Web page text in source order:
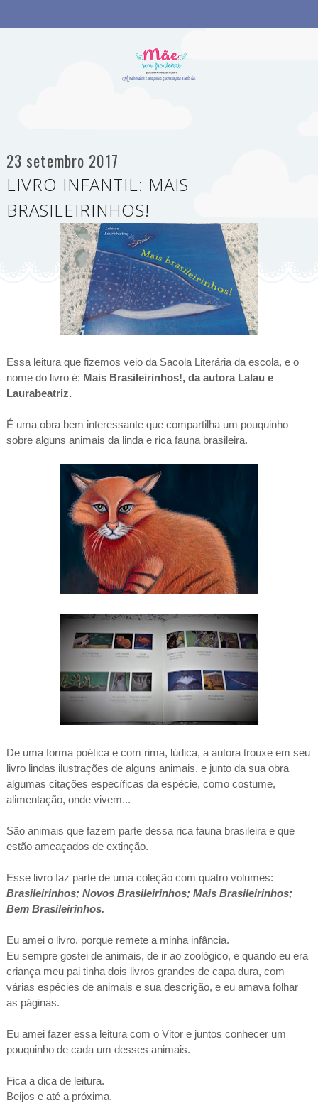
23 setembro 2017
LIVRO INFANTIL: MAIS
BRASILEIRINHOS!
Essa leitura que fizemos veio da Sacola Literária da escola, e o
nome do livro é: Mais Brasileirinhos!, da autora Lalau e
Laurabeatriz.
É uma obra bem interessante que compartilha um pouquinho
sobre alguns animais da linda e rica fauna brasileira.
De uma forma poética e com rima, lúdica, a autora trouxe em seu
livro lindas ilustrações de alguns animais, e junto da sua obra
algumas citações específicas da espécie, como costume,
alimentação, onde vivem...
São animais que fazem parte dessa rica fauna brasileira e que
estão ameaçados de extinção.
Esse livro faz parte de uma coleção com quatro volumes:
Brasileirinhos; Novos Brasileirinhos; Mais Brasileirinhos;
Bem Brasileirinhos.
Eu amei o livro, porque remete a minha infância.
Eu sempre gostei de animais, de ir ao zoológico, e quando eu era
criança meu pai tinha dois livros grandes de capa dura, com
várias espécies de animais e sua descrição, e eu amava folhar
as páginas.
Eu amei fazer essa leitura com o Vitor e juntos conhecer um
pouquinho de cada um desses animais.
Fica a dica de leitura.
Beijos e até a próxima.